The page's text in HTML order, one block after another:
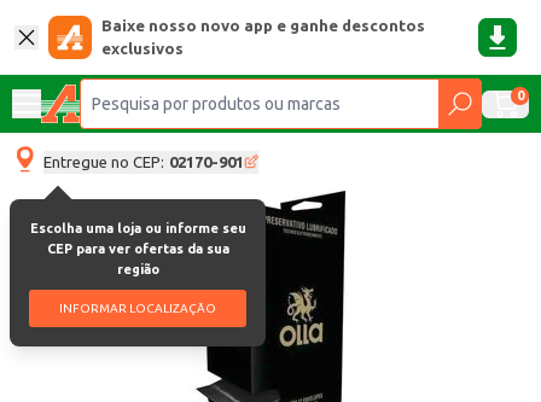
Baixe nosso novo app e ganhe descontos
exclusivos
0
Entregue no CEP: 02170-901
Escolha uma loja ou informe seu
CEP para ver ofertas da sua
região
INFORMAR LOCALIZAÇÃO